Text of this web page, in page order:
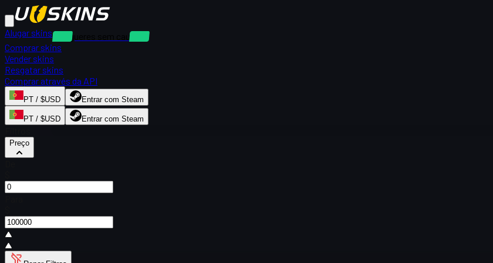
Alugar skins
Alugueres sem caução
Comprar skins
Vender skins
Resgatar skins
Comprar através da API
PT / $USD Entrar com Steam
PT / $USD Entrar com Steam
Preço